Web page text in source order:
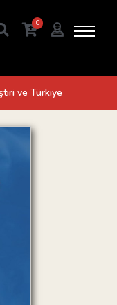
0
ve Türkiye